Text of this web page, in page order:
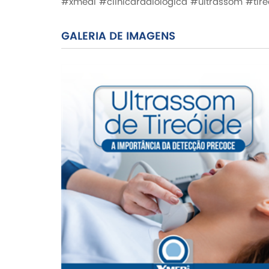
GALERIA DE IMAGENS